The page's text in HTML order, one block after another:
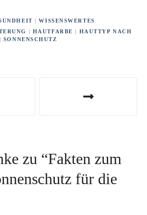
|WISSENSWERTES
| HAUTFARBE | HAUTTYP NACH
| SONNENSCHUTZ
zu “Fakten zum
für die